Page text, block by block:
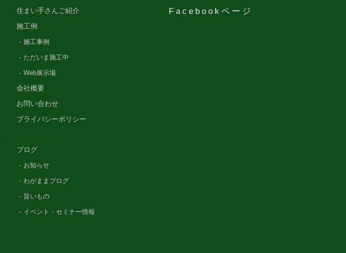
住まい手さんご紹介
施工例
施工事例
ただいま施工中
Web展示場
会社概要
お問い合わせ
プライバシーポリシー
ブログ
お知らせ
わがままブログ
旨いもの
イベント・セミナー情報
Facebookページ